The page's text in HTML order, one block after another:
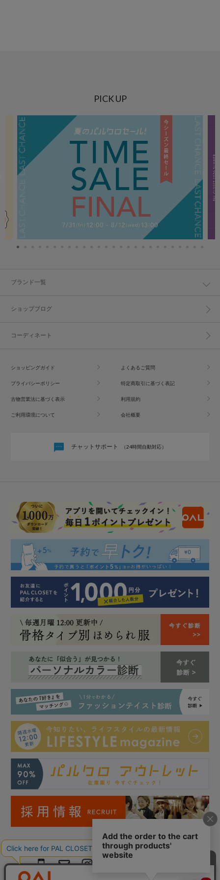
PICK UP
ブランド一覧
ショップブログ
コーディネート
ショッピングガイド よくあるご質問
プライバシーポリシー 特定商取引に基づく表記
古物営業法に基づく表示 利用規約
ご利用環境について 会社概要
チャットサポート （24時間自動対応）